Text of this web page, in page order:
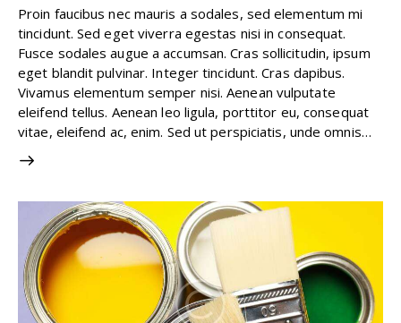
Proin faucibus nec mauris a sodales, sed elementum mi
tincidunt. Sed eget viverra egestas nisi in consequat.
Fusce sodales augue a accumsan. Cras sollicitudin, ipsum
eget blandit pulvinar. Integer tincidunt. Cras dapibus.
Vivamus elementum semper nisi. Aenean vulputate
eleifend tellus. Aenean leo ligula, porttitor eu, consequat
vitae, eleifend ac, enim. Sed ut perspiciatis, unde omnis…